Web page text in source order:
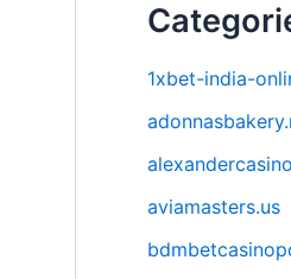
1xbet-india-
aviamasters.us